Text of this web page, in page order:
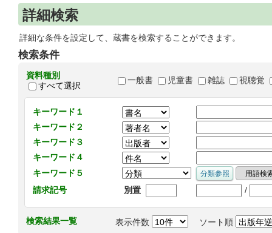
詳細検索
詳細な条件を設定して、蔵書を検索することができます。
検索条件
資料種別
すべて選択
一般書 児童書 雑誌 視聴覚
キーワード１
キーワード２
キーワード３
キーワード４
キーワード５
請求記号
別置 /
検索結果一覧 表示件数 ソート順